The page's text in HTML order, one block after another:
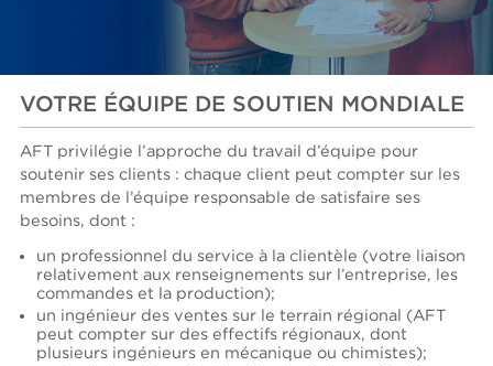
VOTRE ÉQUIPE DE SOUTIEN MONDIALE
AFT privilégie l’approche du travail d’équipe pour
soutenir ses clients : chaque client peut compter sur les
membres de l’équipe responsable de satisfaire ses
besoins, dont :
un professionnel du service à la clientèle (votre liaison
relativement aux renseignements sur l’entreprise, les
commandes et la production);
un ingénieur des ventes sur le terrain régional (AFT
peut compter sur des effectifs régionaux, dont
plusieurs ingénieurs en mécanique ou chimistes);